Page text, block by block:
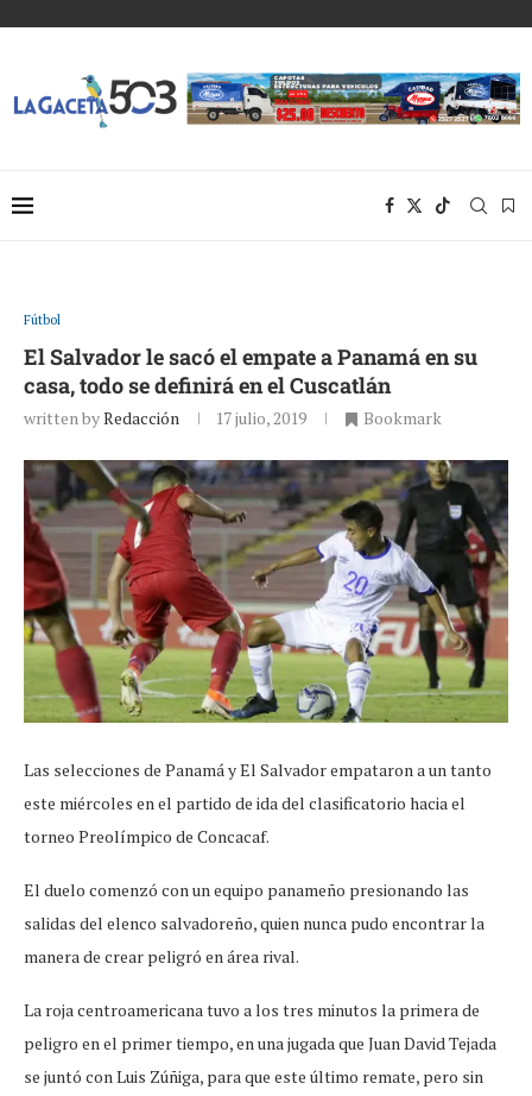
Fútbol
El Salvador le sacó el empate a Panamá en su
casa, todo se definirá en el Cuscatlán
written byRedacción 17 julio, 2019 Bookmark
Las selecciones de Panamá y El Salvador empataron a un tanto
este miércoles en el partido de ida del clasificatorio hacia el
torneo Preolímpico de Concacaf.
El duelo comenzó con un equipo panameño presionando las
salidas del elenco salvadoreño, quien nunca pudo encontrar la
manera de crear peligró en área rival.
La roja centroamericana tuvo a los tres minutos la primera de
peligro en el primer tiempo, en una jugada que Juan David Tejada
se juntó con Luis Zúñiga, para que este último remate, pero sin